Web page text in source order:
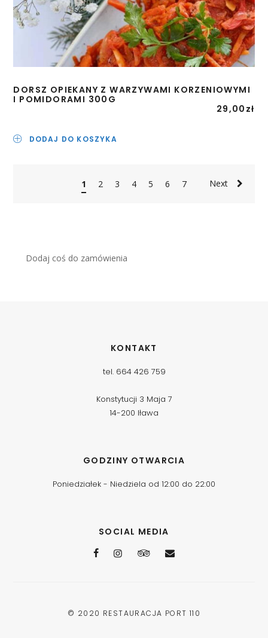
DORSZ OPIEKANY Z WARZYWAMI KORZENIOWYMI
I POMIDORAMI 300G
29,00 zł
DODAJ DO KOSZYKA
1 2 3 4 5 6 7 Next
Dodaj coś do zamówienia
KONTAKT
tel. 664 426 759
Konstytucji 3 Maja 7
14-200 Iława
GODZINY OTWARCIA
Poniedziałek - Niedziela od 12:00 do 22:00
SOCIAL MEDIA
© 2020 RESTAURACJA PORT 110